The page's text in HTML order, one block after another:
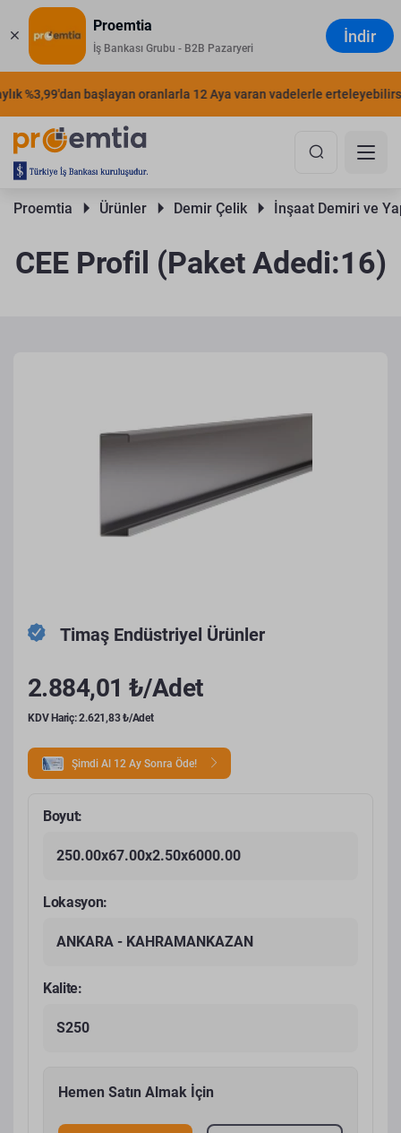
Proemtia
İş Bankası Grubu - B2B Pazaryeri
İndir
%3,99'dan başlayan oranlarla 12 Aya varan vadelerle
Proemtia Ürünler Demir Çelik İnşaat Demiri ve
CEE Profil (Paket Adedi:16)
Timaş Endüstriyel Ürünler
2.884,01 ₺/Adet
KDV Hariç: 2.621,83 ₺/Adet
Şimdi Al 12 Ay Sonra Öde!
Boyut:
250.00x67.00x2.50x6000.00
Lokasyon:
ANKARA - KAHRAMANKAZAN
Kalite:
S250
Hemen Satın Almak İçin